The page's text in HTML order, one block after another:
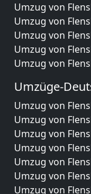
Umzug von
Umzug von
Umzug von
Umzug von
Umzug von
Umzüge-
Umzug von
Umzug von
Umzug von
Umzug von
Umzug von
Umzug von
Umzug von